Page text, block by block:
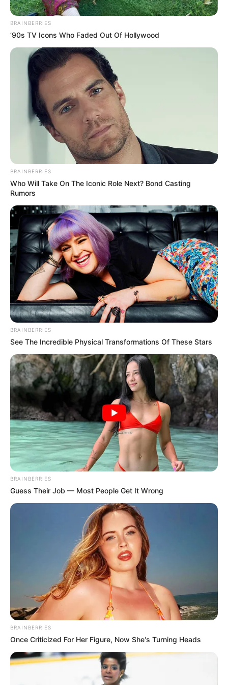
PostedFriss hírek
Rendkívüli hír érkezett: Szíjjártó
megszólalt ma este
Szerző April 29, 2026
BRAINBERRIES
’90s TV Icons Who Faded Out Of Hollywood
BRAINBERRIES
Who Will Take On The Iconic Role Next? Bond Casting
Rumors
BRAINBERRIES
See The Incredible Physical Transformations Of These Stars
BRAINBERRIES
Guess Their Job — Most People Get It Wrong
BRAINBERRIES
Once Criticized For Her Figure, Now She's Turning Heads